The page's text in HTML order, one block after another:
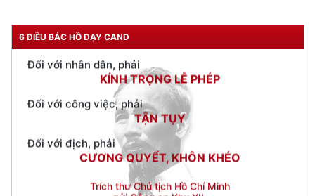
6 ĐIỀU BÁC HỒ DẠY CANDKÍNH TRỌNG LỄ PHÉP
Đối với công việc, phải
TẬN TỤY
Đối với địch, phải
CƯƠNG QUYẾT, KHÔN KHÉO
Trích thư Chủ tịch Hồ Chí Minh
gửi Công an Khu XII,
ngày 11 tháng 3 năm 1948.